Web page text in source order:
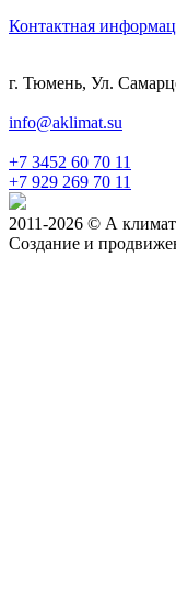
Контактная
г. Тюмень, Ул.
info@aklimat.su
+7 3452 60 70 11
+7 929 269 70 11
2011-2026 © А
Создание и